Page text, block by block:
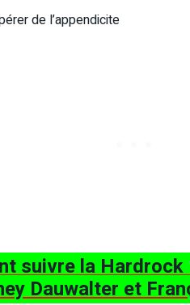
de l’appendicite
suivre la
Dauwalter et